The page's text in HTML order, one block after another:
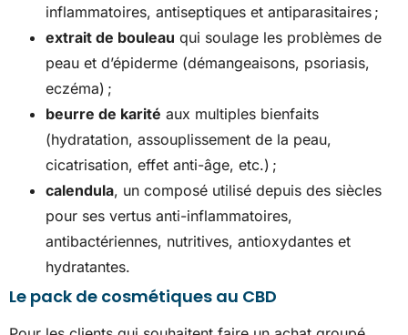
inflammatoires, antiseptiques et antiparasitaires ;
extrait de bouleau qui soulage les problèmes de
peau et d’épiderme (démangeaisons, psoriasis,
eczéma) ;
beurre de karité aux multiples bienfaits
(hydratation, assouplissement de la peau,
cicatrisation, effet anti-âge, etc.) ;
calendula, un composé utilisé depuis des siècles
pour ses vertus anti-inflammatoires,
antibactériennes, nutritives, antioxydantes et
hydratantes.
Le pack de cosmétiques au CBD